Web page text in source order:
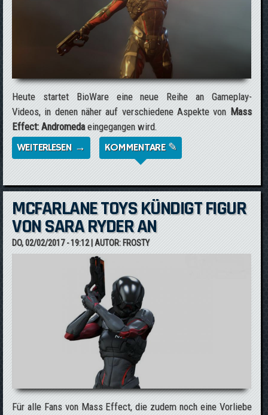
Heute startet BioWare eine neue Reihe an Gameplay-
Videos, in denen näher auf verschiedene Aspekte vonMass
Effect: Andromedaeingegangen wird.
WEITERLESEN → ÜBER MASS EFFECT: ANDROMEDA -
WAFFEN & SKILLS IM VIDEO
KOMMENTARE ✎
MCFARLANE TOYS KÜNDIGT FIGUR
VON SARA RYDER AN
DO, 02/02/2017 - 19:12| AUTOR: FROSTY
Für alle Fans von Mass Effect, die zudem noch eine Vorliebe